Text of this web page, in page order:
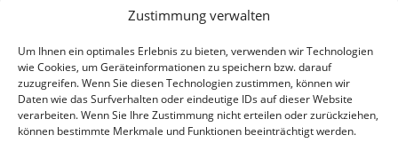
Zustimmung verwalten
Um Ihnen ein optimales Erlebnis zu bieten, verwenden wir Technologien
wie Cookies, um Geräteinformationen zu speichern bzw. darauf
zuzugreifen. Wenn Sie diesen Technologien zustimmen, können wir
Daten wie das Surfverhalten oder eindeutige IDs auf dieser Website
verarbeiten. Wenn Sie Ihre Zustimmung nicht erteilen oder zurückziehen,
können bestimmte Merkmale und Funktionen beeinträchtigt werden.
Datenschutzerklärung
Cookie-Richtlinien
Impressum